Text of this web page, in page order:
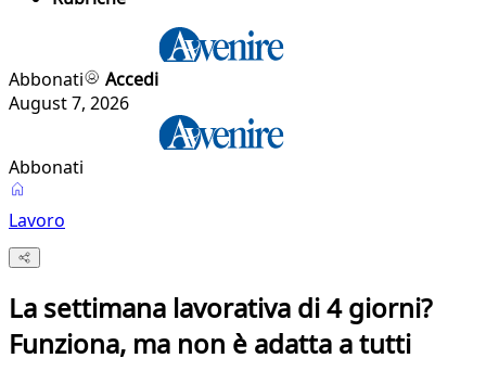
Abbonati
Accedi
August 7, 2026
Abbonati
Lavoro
La settimana lavorativa di 4 giorni?
Funziona, ma non è adatta a tutti